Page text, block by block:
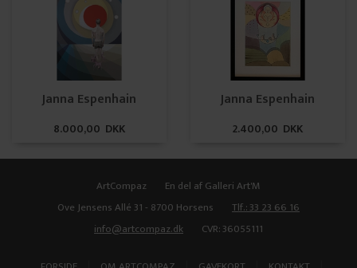
Janna Espenhain
8.000,00 DKK
Janna Espenhain
2.400,00 DKK
ArtCompaz
En del af Galleri Art'M
Ove Jensens Allé 31 - 8700 Horsens
Tlf.: 33 23 66 16
info@artcompaz.dk
CVR: 36055111